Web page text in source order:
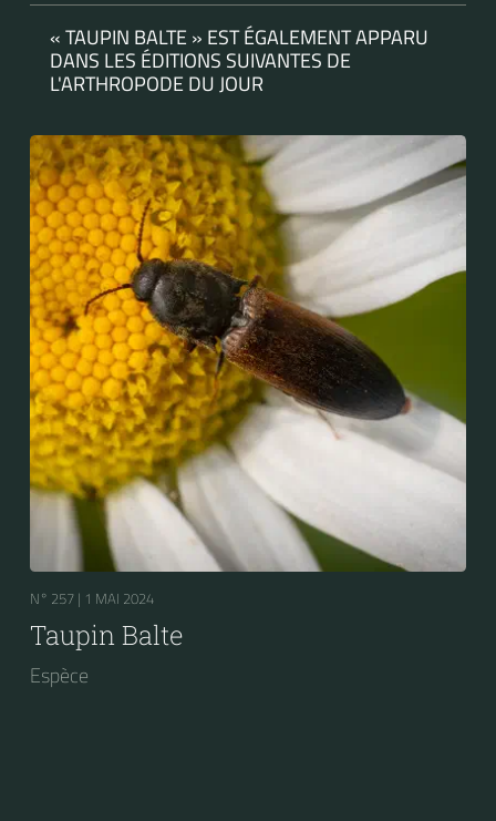
« TAUPIN BALTE » EST ÉGALEMENT APPARU
DANS LES ÉDITIONS SUIVANTES DE
L'ARTHROPODE DU JOUR
N° 257 | 1 MAI 2024
Taupin Balte
Espèce